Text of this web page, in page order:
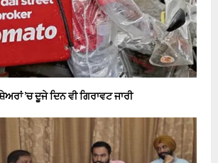
’ਚ ਦੂਜੇ ਦਿਨ ਵੀ ਗਿਰਾਵਟ ਜਾਰੀ